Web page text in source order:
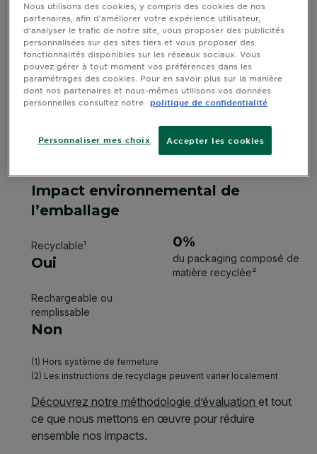
Nous utilisons des cookies, y compris des cookies de nos
partenaires, afin d’améliorer votre expérience utilisateur,
d’analyser le trafic de notre site, vous proposer des publicités
personnalisées sur des sites tiers et vous proposer des
fonctionnalités disponibles sur les réseaux sociaux. Vous
pouvez gérer à tout moment vos préférences dans les
paramétrages des cookies. Pour en savoir plus sur la manière
dont nos partenaires et nous-mêmes utilisons vos données
personnelles consultez notre
politique de confidentialité
Accepter les cookies
Personnaliser mes choix